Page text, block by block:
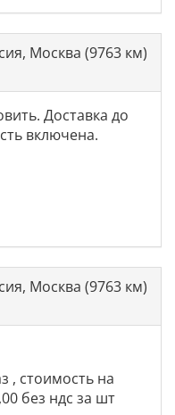
Москва (9763 км)
Доставка до
включена.
Москва (9763 км)
, стоимость на
без ндс за шт